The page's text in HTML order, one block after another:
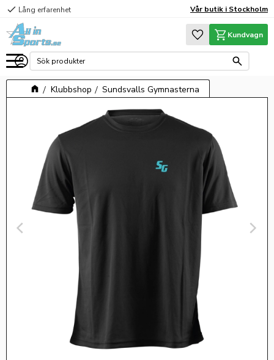
Meny
check Lång erfarenhet Vår butik i Stockholm
Favoriter
Kundvagn
Klubbshop Sundsvalls Gymnasterna